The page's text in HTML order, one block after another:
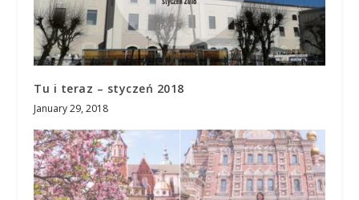
Tu i teraz – styczeń 2018
January 29, 2018